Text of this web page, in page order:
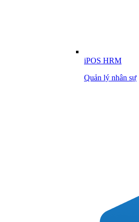
iPOS HRM
Quản lý nhân sự